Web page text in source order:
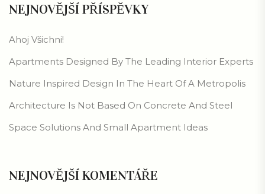
NEJNOVĚJŠÍ PŘÍSPĚVKY
Ahoj Všichni!
Apartments Designed By The Leading Interior Experts
Nature Inspired Design In The Heart Of A Metropolis
Architecture Is Not Based On Concrete And Steel
Space Solutions And Small Apartment Ideas
NEJNOVĚJŠÍ KOMENTÁŘE